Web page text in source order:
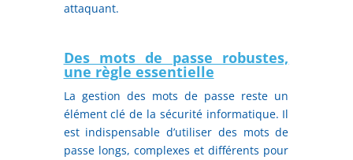
attaquant.
Des mots de passe robustes,
une règle essentielle
La gestion des mots de passe reste un
élément clé de la sécurité informatique. Il
est indispensable d’utiliser des mots de
passe longs, complexes et différents pour